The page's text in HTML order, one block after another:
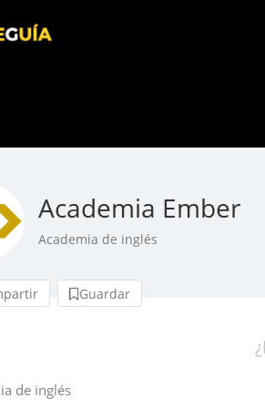
Academia Ember
Academia de inglés
Guardar
de inglés